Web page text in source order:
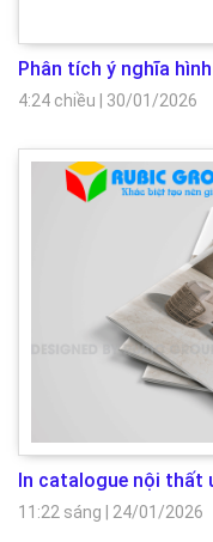
Phân tích ý nghĩa
4:24 chiều 30/01/2026
In catalogue nội thất
11:22 sáng 24/01/2026